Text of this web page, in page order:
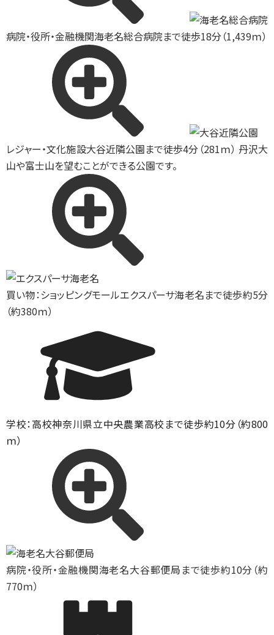
病院・役所・金融機関海老名総合病院まで徒歩18分（1,439ｍ）
レジャー・文化施設大谷近隣公園まで徒歩4分（281ｍ） 丹沢大
山や富士山を望むことができる公園です。
買い物：ショッピングモールエクスパーサ海老名まで徒歩約5分
（約380ｍ）
学校：高校神奈川県立中央農業高校まで徒歩約10分（約800
ｍ）
病院・役所・金融機関海老名大谷郵便局まで徒歩約10分（約
770ｍ）